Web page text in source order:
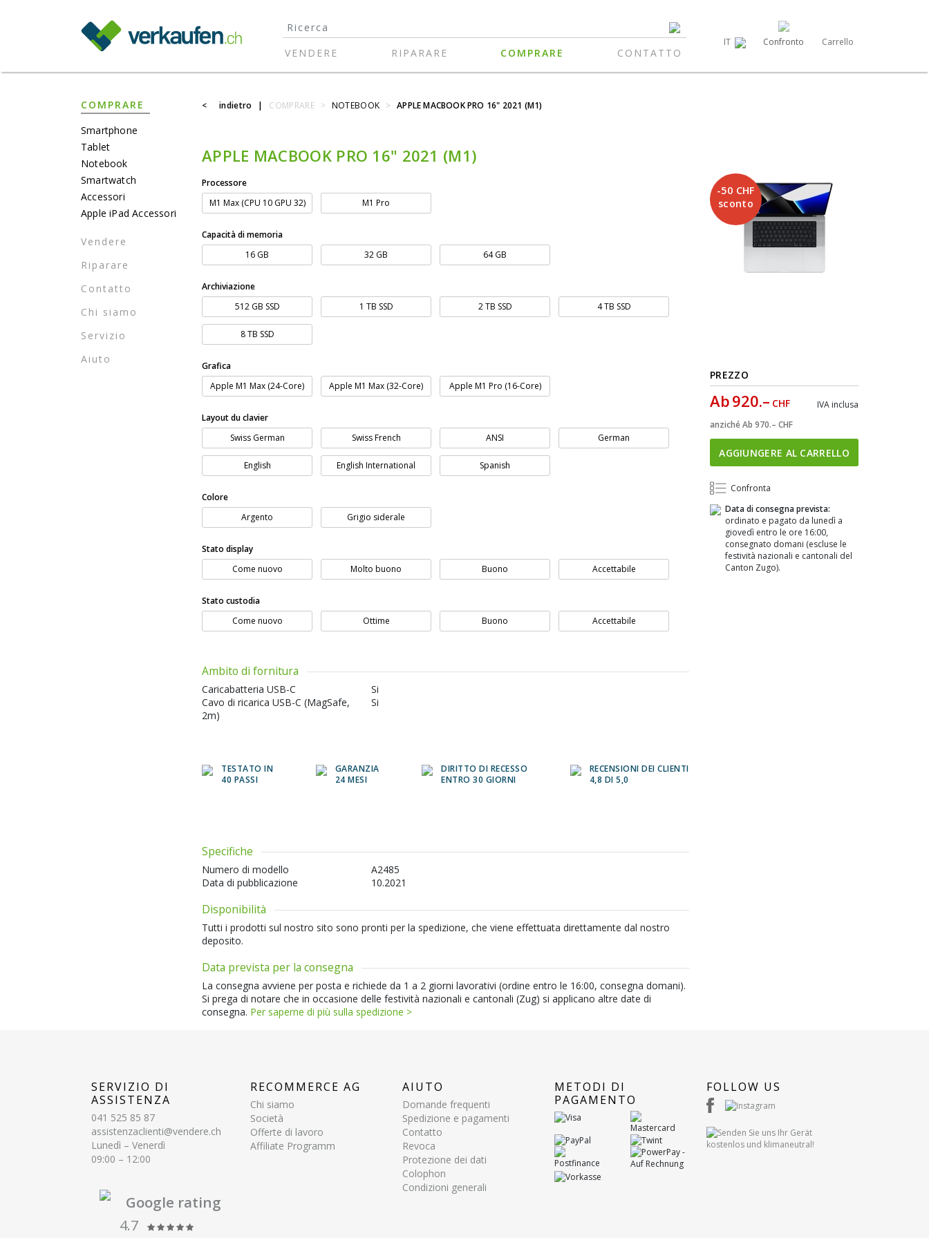
VENDERE RIPARARE COMPRARE CONTATTO
IT Confronto Carrello
COMPRARE
Smartphone
Tablet
Notebook
Smartwatch
Accessori
Apple iPad Accessori
Vendere
Riparare
Contatto
Chi siamo
Servizio
Aiuto
< indietro | COMPRARE > NOTEBOOK > APPLE MACBOOK PRO 16" 2021 (M1)
APPLE MACBOOK PRO 16" 2021 (M1)
Processore
M1 Max (CPU 10 GPU 32)
M1 Pro
Capacità di memoria
16 GB
32 GB 64 GB
Archiviazione
512 GB SSD
1 TB SSD 2 TB SSD 4 TB SSD
8 TB SSD
Grafica
Apple M1 Max (24-Core)
Apple M1 Max (32-Core) Apple M1 Pro (16-Core)
Layout du clavier
Swiss German
Swiss French ANSI German
English English International Spanish
Colore
Argento
Grigio siderale
Stato display
Come nuovo
Molto buono Buono Accettabile
Stato custodia
Come nuovo
Ottime Buono Accettabile
Ambito di fornitura
Caricabatteria USB-C
Si
Cavo di ricarica USB-C (MagSafe,
2m)
Si
TESTATO IN
40 PASSI
GARANZIA
24 MESI
DIRITTO DI RECESSO
ENTRO 30 GIORNI
RECENSIONI DEI CLIENTI
4,8 DI 5,0
Specifiche
Numero di modello
A2485
Data di pubblicazione
10.2021
Disponibilità
Tutti i prodotti sul nostro sito sono pronti per la spedizione, che viene effettuata direttamente dal nostro
deposito.
Data prevista per la consegna
La consegna avviene per posta e richiede da 1 a 2 giorni lavorativi (ordine entro le 16:00, consegna domani).
Si prega di notare che in occasione delle festività nazionali e cantonali (Zug) si applicano altre date di
consegna. Per saperne di più sulla spedizione >
-50 CHF
sconto
PREZZO
Ab920.– CHF
IVA inclusa
anzichéAb 970.– CHF
AGGIUNGERE AL CARRELLO
Confronta
Data di consegna prevista:
ordinato e pagato da lunedì a
giovedì entro le ore 16:00,
consegnato domani (escluse le
festività nazionali e cantonali del
Canton Zugo).
SERVIZIO DI
ASSISTENZA
041 525 85 87
assistenzaclienti@vendere.ch
Lunedì – Venerdì
09:00 – 12:00
Google rating
4.7
RECOMMERCE AG
Chi siamo
Società
Offerte di lavoro
Affiliate Programm
AIUTO
Domande frequenti
Spedizione e pagamenti
Contatto
Revoca
Protezione dei dati
Colophon
Condizioni generali
METODI DI
PAGAMENTO
FOLLOW US